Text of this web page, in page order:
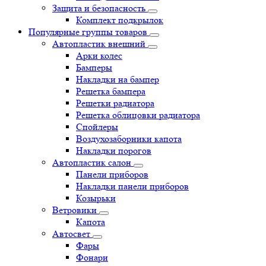
Защита и безопасность
Комплект подкрылок
Популярные группы товаров
Автопластик внешний
Арки колес
Бамперы
Накладки на бампер
Решетка бампера
Решетки радиатора
Решетка облицовки радиатора
Спойлеры
Воздухозаборники капота
Накладки порогов
Автопластик салон
Панели приборов
Накладки панели приборов
Козырьки
Ветровики
Капота
Автосвет
Фары
Фонари